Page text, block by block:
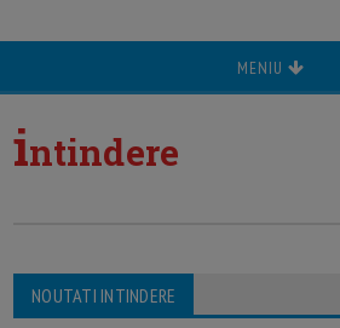
MENIU
intindere
NOUTATI INTINDERE